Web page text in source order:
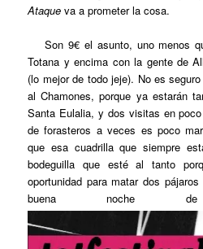
Ataque va a prometer la cosa.
Son 9€ el asunto, uno menos
Totana y encima con la gente de
(lo mejor de todo jeje). No es
al Chamones, porque ya estarán
Santa Eulalia, y dos visitas en
de forasteros a veces es poco
que esa cuadrilla que siempre
bodeguilla que esté al tanto
oportunidad para matar dos
buena noche